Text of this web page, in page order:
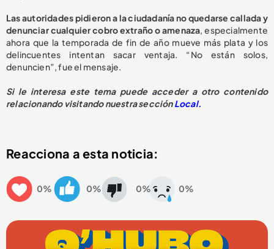
Las autoridades pidieron a la ciudadanía no quedarse callada y
denunciar cualquier cobro extraño o amenaza, especialmente
ahora que la temporada de fin de año mueve más plata y los
delincuentes intentan sacar ventaja. “No están solos,
denuncien”, fue el mensaje.
Si le interesa este tema puede acceder a otro contenido
relacionando visitando nuestra secciónLocal.
Reacciona a esta noticia:
0% 0% 0% 0%